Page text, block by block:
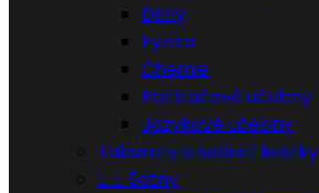
Dílny
Fyzika
Chemie
Počítačové učebny
Jazykové učebny
Taburety a sedací kostky
  Šatny